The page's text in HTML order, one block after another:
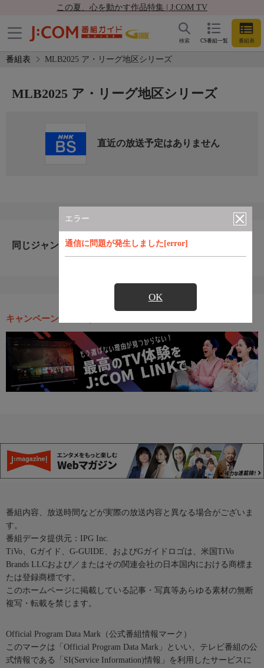
この夏、心を動かす作品特集 | J:COM TV
CS番組一覧 番組表
検索
番組表 MLB2025 ア・リーグ地区シリーズ
エラー
通信に問題が発生しました[error]
OK
MLB2025 ア・リーグ地区シリーズ
直近の放送予定はありません
同じジャンルのおすすめ番組
キャンペーン・お得な情報
番組内容、放送時間などが実際の放送内容と異なる場合がございま
す。
番組データ提供元：IPG Inc.
TiVo、Gガイド、G-GUIDE、およびGガイドロゴは、米国TiVo
Brands LLCおよび／またはその関連会社の日本国内における商標ま
たは登録商標です。
このホームページに掲載している記事・写真等あらゆる素材の無断
複写・転載を禁じます。
Official Program Data Mark（公式番組情報マーク）
このマークは「Official Program Data Mark」といい、テレビ番組の公
式情報である「SI(Service Information)情報」を利用したサービスに